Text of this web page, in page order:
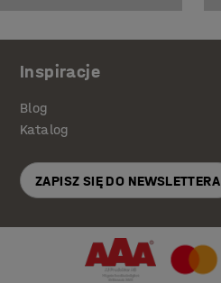
Inspiracje
Blog
Katalog
ZAPISZ SIĘ DO NEWSLETTERA